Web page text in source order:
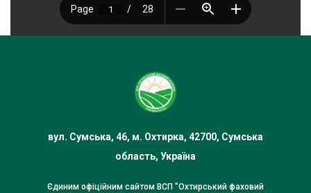
вул. Сумська, 46, м. Охтирка, 42700, Сумська
область, Україна
Єдиним офіційним сайтом ВСП "Охтирський фаховий